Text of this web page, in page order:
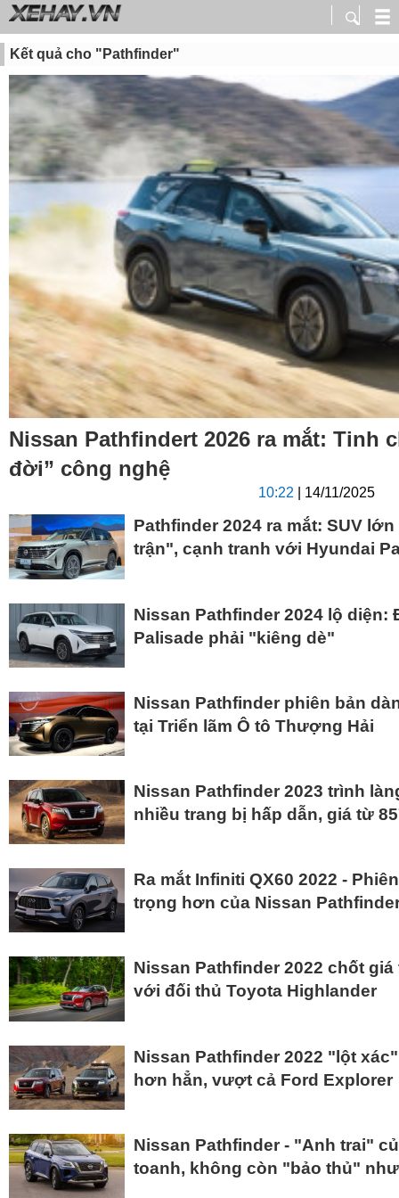
Kết quả cho "Pathfinder"
Nissan Pathfindert 2026 ra mắt: Tinh
đời” công nghệ
10:22 | 14/11/2025
Pathfinder 2024 ra mắt: SUV
trận", cạnh tranh với Hyundai
Nissan Pathfinder 2024 lộ
Palisade phải "kiêng dè"
Nissan Pathfinder phiên bản
tại Triển lãm Ô tô Thượng Hải
Nissan Pathfinder 2023 trình
nhiều trang bị hấp dẫn, giá từ
Ra mắt Infiniti QX60 2022 -
trọng hơn của Nissan
Nissan Pathfinder 2022 chốt
với đối thủ Toyota Highlander
Nissan Pathfinder 2022 "lột
hơn hẳn, vượt cả Ford Explorer
Nissan Pathfinder - "Anh trai"
toanh, không còn "bảo thủ"